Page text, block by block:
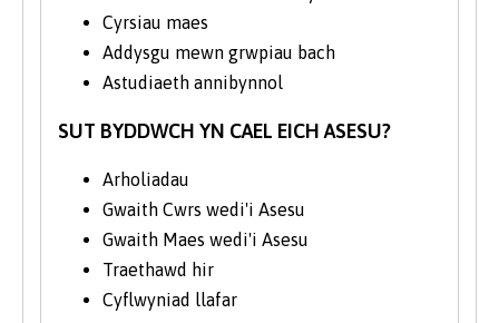
Cyrsiau maes
Addysgu mewn grwpiau bach
Astudiaeth annibynnol
SUT BYDDWCH YN CAEL EICH ASESU?
Arholiadau
Gwaith Cwrs wedi'i Asesu
Gwaith Maes wedi'i Asesu
Traethawd hir
Cyflwyniad llafar